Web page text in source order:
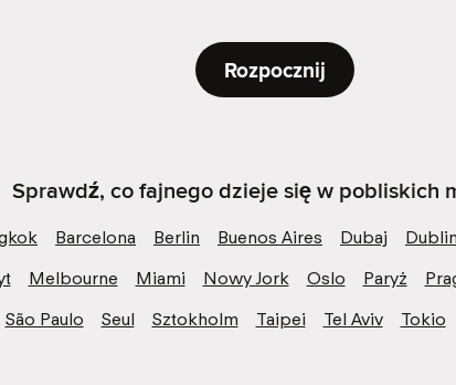
Rozpocznij
Sprawdź, co fajnego dzieje się w pobliskich
Barcelona Berlin Buenos Aires Dubaj Dublin
Melbourne Miami Nowy Jork Oslo Paryż
São Paulo
Seul Sztokholm Taipei Tel Aviv Tokio